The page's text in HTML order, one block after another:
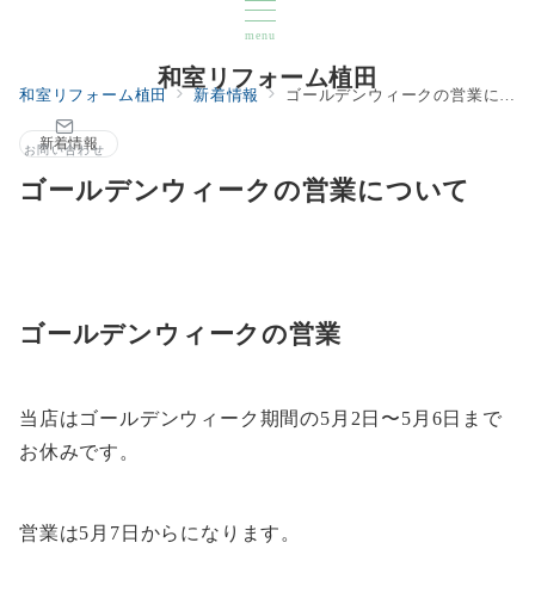
menu
和室リフォーム植田
お問い合わせ
和室リフォーム植田 新着情報 ゴールデンウィークの営業について
新着情報
ゴールデンウィークの営業について
ゴールデンウィークの営業
当店はゴールデンウィーク期間の5月2日〜5月6日まで
お休みです。
営業は5月7日からになります。